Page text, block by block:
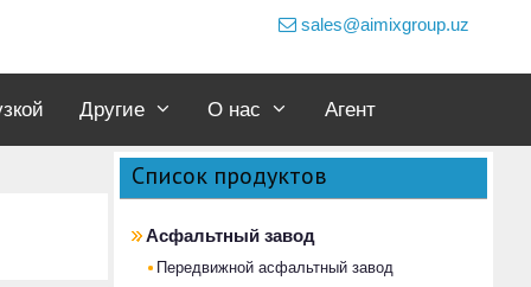
sales@aimixgroup.uz
Другие О нас Агент
Список продуктов
Асфальтный завод
Передвижной асфальтный завод